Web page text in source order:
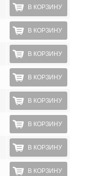
В КОРЗИНУ
В КОРЗИНУ
В КОРЗИНУ
В КОРЗИНУ
В КОРЗИНУ
В КОРЗИНУ
В КОРЗИНУ
В КОРЗИНУ